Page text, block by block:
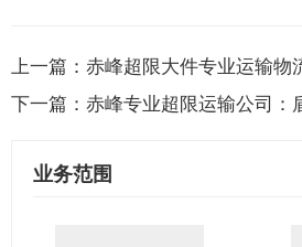
上一篇： 赤峰超限大件专业运输物
下一篇： 赤峰专业超限运输公司：
业务范围